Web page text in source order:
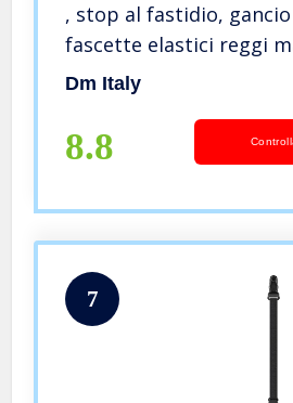
, stop al fastidio,
fascette elastici reggi
dietro la testa in
ffp2 ogni tipo
Dm Italy
8.8
7